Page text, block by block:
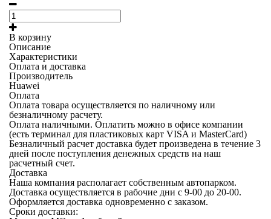
В корзину
Описание
Характеристики
Оплата и доставка
Производитель
Huawei
Оплата
Оплата товара осуществляется по наличному или
безналичному расчету.
Оплата наличными. Оплатить можно в офисе компании
(есть терминал для пластиковых карт VISA и MasterCard)
Безналичный расчет доставка будет произведена в течение 3
дней после поступления денежных средств на наш
расчетный счет.
Доставка
Наша компания располагает собственным автопарком.
Доставка осуществляется в рабочие дни с 9-00 до 20-00.
Оформляется доставка одновременно с заказом.
Сроки доставки: